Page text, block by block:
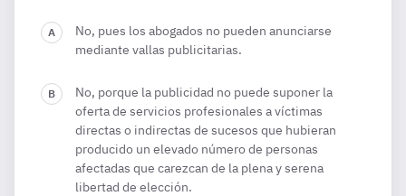
No, pues los abogados no pueden anunciarse
mediante vallas publicitarias.
No, porque la publicidad no puede suponer la
oferta de servicios profesionales a víctimas
directas o indirectas de sucesos que hubieran
producido un elevado número de personas
afectadas que carezcan de la plena y serena
libertad de elección.